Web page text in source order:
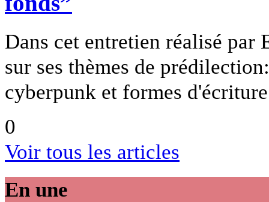
Dans cet entretien réalisé
sur ses thèmes de
cyberpunk et formes
0
Voir tous les articles
En une